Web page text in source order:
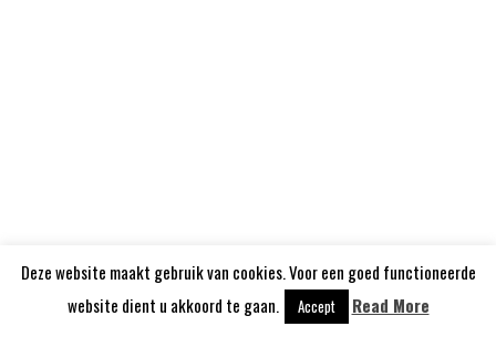
Deze website maakt gebruik van cookies. Voor een goed functioneerde
website dient u akkoord te gaan.
Accept Read More